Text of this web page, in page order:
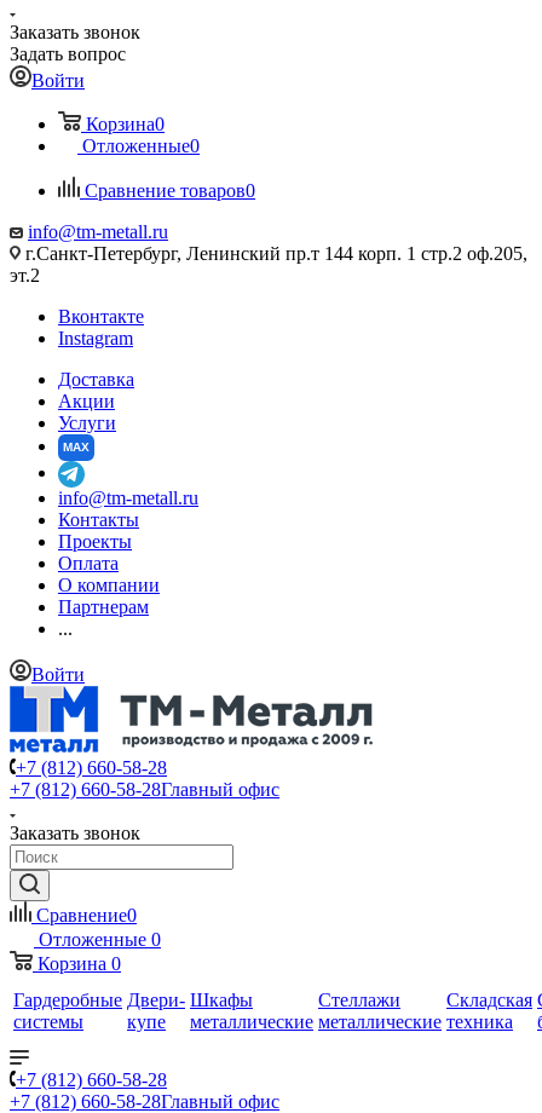
Заказать звонок
Задать вопрос
Войти
Корзина0
Отложенные0
Сравнение товаров0
info@tm-metall.ru
г.Санкт-Петербург, Ленинский пр.т 144 корп. 1 стр.2 оф.205,
эт.2
Вконтакте
Instagram
Доставка
Акции
Услуги
MAX
info@tm-metall.ru
Контакты
Проекты
Оплата
О компании
Партнерам
...
Войти
+7 (812) 660-58-28
+7 (812) 660-58-28Главный офис
Заказать звонок
Сравнение0
Отложенные 0
Корзина 0
Гардеробные
системы
Двери-
купе
Шкафы
металлические
Стеллажи
металлические
Складская
техника
+7 (812) 660-58-28
+7 (812) 660-58-28Главный офис